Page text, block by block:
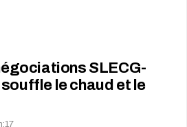
SLECG-
le chaud et le